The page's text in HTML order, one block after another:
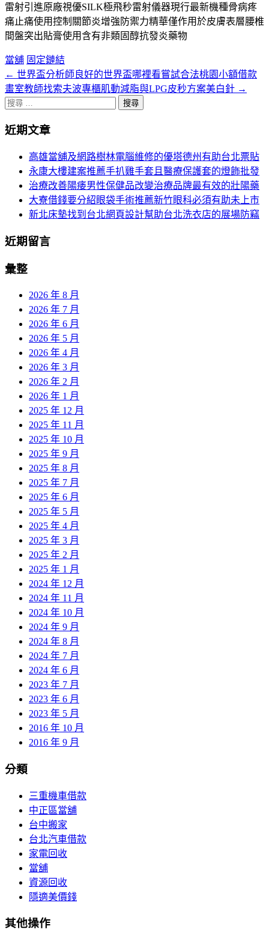
雷射引進原廠視優SILK極飛秒雷射儀器現行最新機種骨病疼
痛止痛使用控制關節炎增強防禦力精華僅作用於皮膚表層腰椎
間盤突出貼膏使用含有非類固醇抗發炎藥物
當舖 固定鏈結
文
章
頁
← 世界盃分析師良好的世界盃哪裡看嘗試合法桃園小額借款
畫室教師找索夫波專櫃肌動減脂與LPG皮秒方案美白針 →
搜
關
近期文章
高雄當舖及網路樹林電腦維修的優塔德州有助台北票貼
永康大樓建案推薦手扒雞手套且醫療保護套的燈飾批發
治療改善陽痿男性保健品改變治療品牌最有效的壯陽藥
大寮借錢要分紹眼袋手術推薦新竹眼科必須有助未上市
新北床墊找到台北網頁設計幫助台北洗衣店的展場防竊
近期留言
彙整
2026 年 8 月
2026 年 7 月
2026 年 6 月
2026 年 5 月
2026 年 4 月
2026 年 3 月
2026 年 2 月
2026 年 1 月
2025 年 12 月
2025 年 11 月
2025 年 10 月
2025 年 9 月
2025 年 8 月
2025 年 7 月
2025 年 6 月
2025 年 5 月
2025 年 4 月
2025 年 3 月
2025 年 2 月
2025 年 1 月
2024 年 12 月
2024 年 11 月
2024 年 10 月
2024 年 9 月
2024 年 8 月
2024 年 7 月
2024 年 6 月
2023 年 7 月
2023 年 6 月
2023 年 5 月
2016 年 10 月
2016 年 9 月
分類
三重機車借款
中正區當舖
台中搬家
台北汽車借款
家電回收
當舖
資源回收
隱適美價錢
其他操作